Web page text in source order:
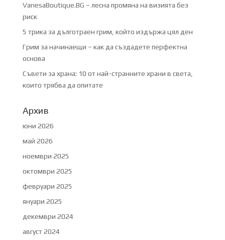
VanesaBoutique.BG – лесна промяна на визията без
риск
5 трика за дълготраен грим, който издържа цял ден
Грим за начинаещи – как да създадете перфектна
основа
Съвети за храна: 10 от най-странните храни в света,
които трябва да опитате
Архив
юни 2026
май 2026
ноември 2025
октомври 2025
февруари 2025
януари 2025
декември 2024
август 2024